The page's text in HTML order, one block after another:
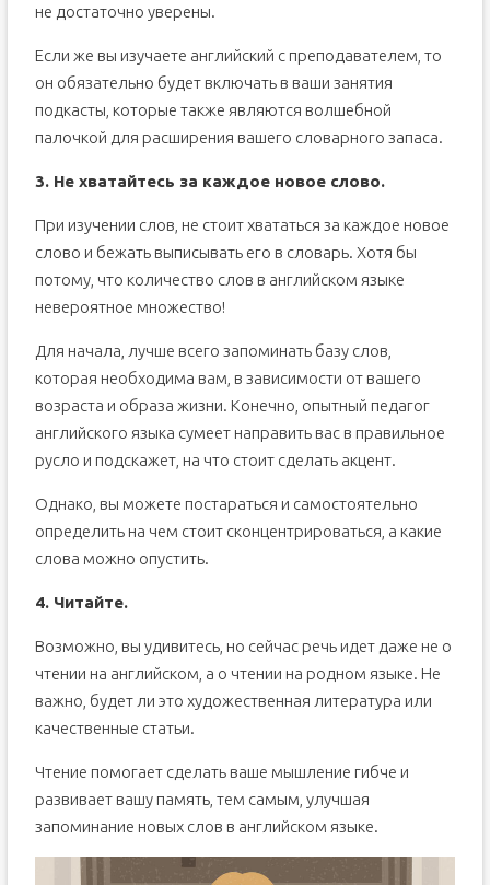
не достаточно уверены.
Если же вы изучаете английский с преподавателем, то
он обязательно будет включать в ваши занятия
подкасты, которые также являются волшебной
палочкой для расширения вашего словарного запаса.
3. Не хватайтесь за каждое новое слово.
При изучении слов, не стоит хвататься за каждое новое
слово и бежать выписывать его в словарь. Хотя бы
потому, что количество слов в английском языке
невероятное множество!
Для начала, лучше всего запоминать базу слов,
которая необходима вам, в зависимости от вашего
возраста и образа жизни. Конечно, опытный педагог
английского языка сумеет направить вас в правильное
русло и подскажет, на что стоит сделать акцент.
Однако, вы можете постараться и самостоятельно
определить на чем стоит сконцентрироваться, а какие
слова можно опустить.
4. Читайте.
Возможно, вы удивитесь, но сейчас речь идет даже не о
чтении на английском, а о чтении на родном языке. Не
важно, будет ли это художественная литература или
качественные статьи.
Чтение помогает сделать ваше мышление гибче и
развивает вашу память, тем самым, улучшая
запоминание новых слов в английском языке.